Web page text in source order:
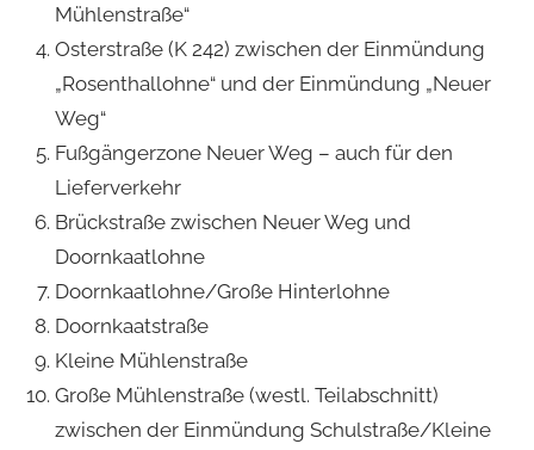
Mühlenstraße“
Osterstraße (K 242) zwischen der Einmündung
„Rosenthallohne“ und der Einmündung „Neuer
Weg“
Fußgängerzone Neuer Weg – auch für den
Lieferverkehr
Brückstraße zwischen Neuer Weg und
Doornkaatlohne
Doornkaatlohne/Große Hinterlohne
Doornkaatstraße
Kleine Mühlenstraße
Große Mühlenstraße (westl. Teilabschnitt)
zwischen der Einmündung Schulstraße/Kleine